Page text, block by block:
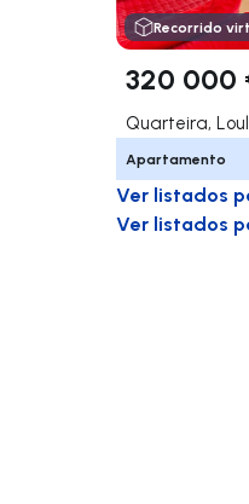
Recorrido
320 000
Quarteira,
Apartamento
Ver listados
Ver listados